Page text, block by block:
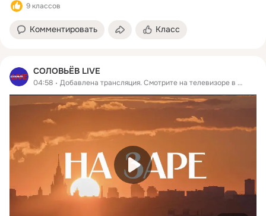
9 классов
Комментировать Класс
СОЛОВЬЁВ LIVE
04:58 Добавлена трансляция. Смотрите на телевизоре в ОК